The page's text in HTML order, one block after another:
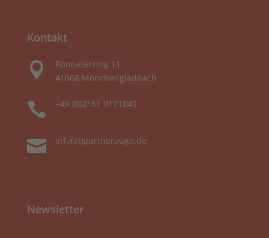
Kontakt

Rönneterring 11
41068 Mönchengladbach
 +49 (0)2161 9171849
 info(at)partnerauge.de
Newsletter